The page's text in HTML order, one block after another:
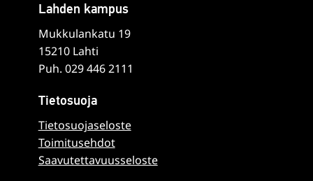
Lahden kampus
Mukkulankatu 19
15210 Lahti
Puh. 029 446 2111
Tietosuoja
Tietosuojaseloste
Toimitusehdot
Saavutettavuusseloste